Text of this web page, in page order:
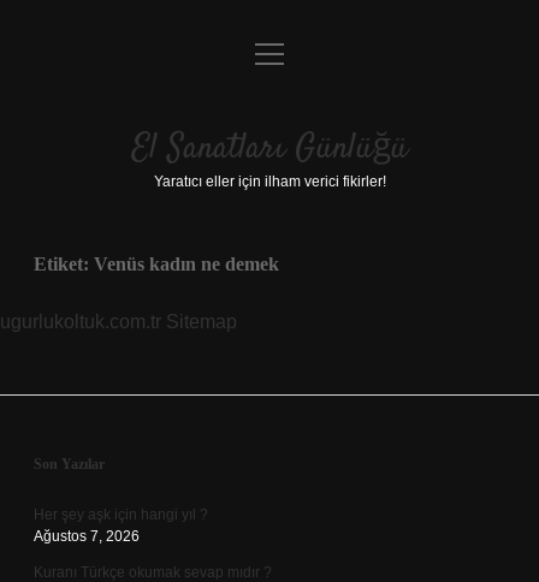
Anasayfa
Yasal Uyarı
menüyü
El Sanatları Günlüğü
Yaratıcı eller için ilham verici fikirler!
Etiket: Venüs kadın ne demek
ugurlukoltuk.com.tr Sitemap
Sidebar
Son Yazılar
Her şey aşk için hangi yıl ?
Ağustos 7, 2026
Kuranı Türkçe okumak sevap mıdır ?